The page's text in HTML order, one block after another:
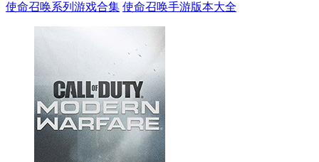
使命召唤系列游戏合集 使命召唤手游版本大全